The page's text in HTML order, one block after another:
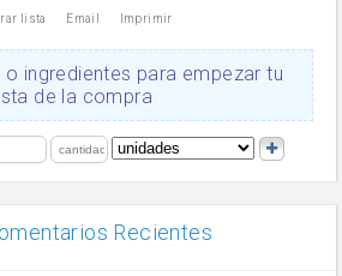
lista Email Imprimir
ingredientes para empezar tu
de la compra
Recientes